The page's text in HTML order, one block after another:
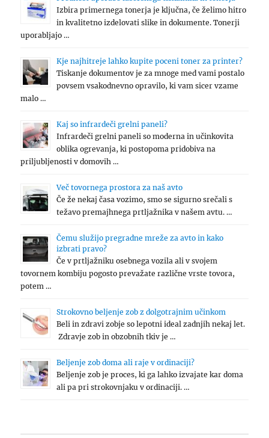
Izbira primernega tonerja je ključna, če želimo hitro
in kvalitetno izdelovati slike in dokumente. Tonerji
uporabljajo …
Kje najhitreje lahko kupite poceni toner za printer?
Tiskanje dokumentov je za mnoge med vami postalo
povsem vsakodnevno opravilo, ki vam sicer vzame
malo …
Kaj so infrardeči grelni paneli?
Infrardeči grelni paneli so moderna in učinkovita
oblika ogrevanja, ki postopoma pridobiva na
priljubljenosti v domovih …
Več tovornega prostora za naš avto
Če že nekaj časa vozimo, smo se sigurno srečali s
težavo premajhnega prtljažnika v našem avtu. …
Čemu služijo pregradne mreže za avto in kako
izbrati pravo?
Če v prtljažniku osebnega vozila ali v svojem
tovornem kombiju pogosto prevažate različne vrste tovora,
potem …
Strokovno beljenje zob z dolgotrajnim učinkom
Beli in zdravi zobje so lepotni ideal zadnjih nekaj let.
Zdravje zob in obzobnih tkiv je …
Beljenje zob doma ali raje v ordinaciji?
Beljenje zob je proces, ki ga lahko izvajate kar doma
ali pa pri strokovnjaku v ordinaciji. …